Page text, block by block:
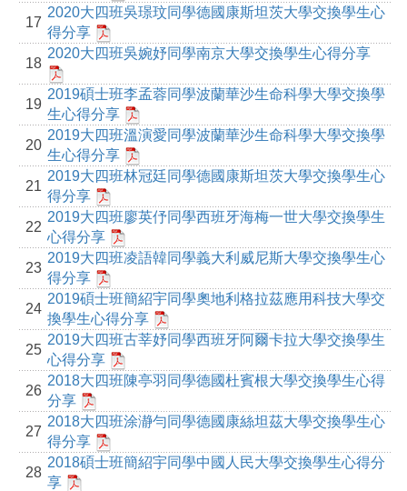
17
2020大四班吳璟玟同學德國康斯坦茨⼤學交換學生心
得分享
18
2020大四班吳婉妤同學南京大學交換學生心得分享
19
2019碩士班李孟蓉同學波蘭華沙生命科學大學交換學
生心得分享
20
2019大四班溫演愛同學波蘭華沙生命科學大學交換學
生心得分享
21
2019大四班林冠廷同學德國康斯坦茨大學交換學生心
得分享
22
2019大四班廖英伃同學西班牙海梅一世大學交換學生
心得分享
23
2019大四班凌語韓同學義大利威尼斯大學交換學生心
得分享
24
2019碩士班簡紹宇同學奧地利格拉茲應用科技大學交
換學生心得分享
25
2019大四班古莘妤同學西班牙阿爾卡拉大學交換學生
心得分享
26
2018大四班陳亭羽同學德國杜賓根大學交換學生心得
分享
27
2018大四班涂瀞勻同學德國康絲坦茲大學交換學生心
得分享
28
2018碩士班簡紹宇同學中國人民大學交換學生心得分
享